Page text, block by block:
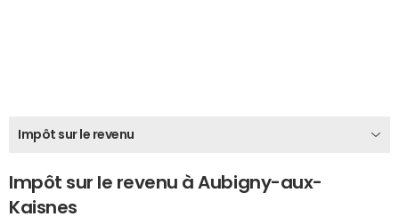
Impôt sur le revenu
Impôt sur le revenu à Aubigny-aux-
Kaisnes